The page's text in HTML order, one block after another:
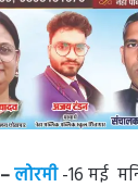
–लोरमी-16 मई